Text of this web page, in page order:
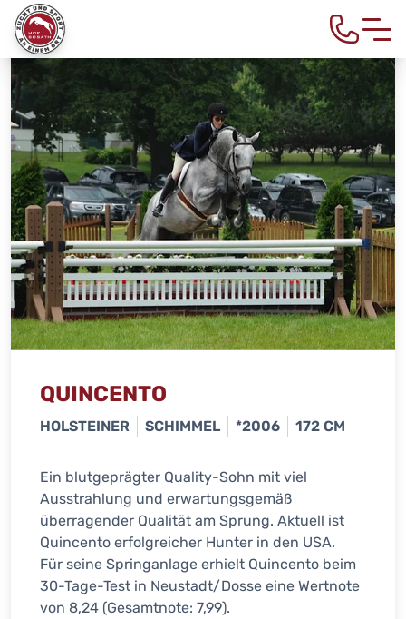
QUINCENTO
HOLSTEINER SCHIMMEL *2006 172 CM
Ein blutgeprägter Quality-Sohn mit viel
Ausstrahlung und erwartungsgemäß
überragender Qualität am Sprung. Aktuell ist
Quincento erfolgreicher Hunter in den USA.
Für seine Springanlage erhielt Quincento beim
30-Tage-Test in Neustadt/Dosse eine Wertnote
von 8,24 (Gesamtnote: 7,99).